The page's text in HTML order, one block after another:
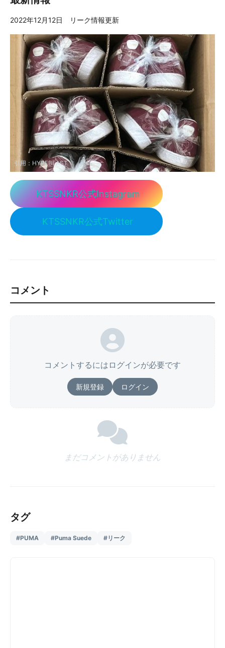
2022年12月12日 リーク情報更新
引用： HYPEBEAST
KTSSNKR公式Instagram
KTSSNKR公式Twitter
コメント
コメントするにはログインが必要です
新規登録 ログイン
まだコメントがありません
タグ
#PUMA #Puma Suede #リーク